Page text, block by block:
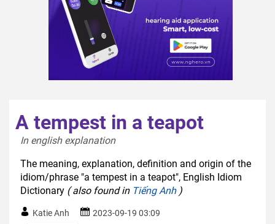
A tempest in a teapot
In english explanation
The meaning, explanation, definition and origin of the
idiom/phrase "a tempest in a teapot", English Idiom
Dictionary ( also found in Tiếng Anh)
Katie Anh 2023-09-19 03:09